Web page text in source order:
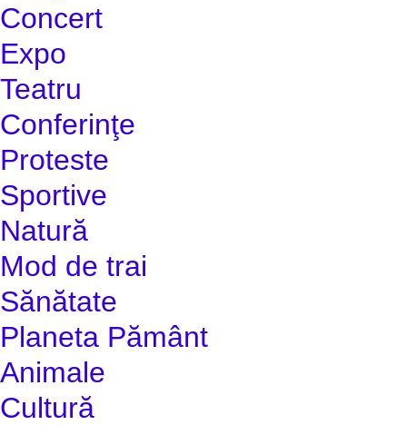
Concert
Expo
Teatru
Conferinţe
Proteste
Sportive
Natură
Mod de trai
Sănătate
Planeta Pământ
Animale
Cultură